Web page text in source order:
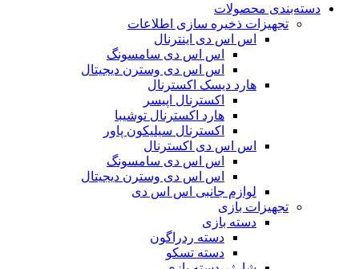
دسته‌بندی محصولات
تجهیزات ذخیره سازی اطلاعات
اس اس دی اینترنال
اس اس دی سامسونگ
اس اس دی وسترن دیجیتال
هارد دیسک اکسترنال
اکسترنال اپیسر
هارد اکسترنال توشیبا
اکسترنال سیلیکون پاور
اس اس دی اکسترنال
اس اس دی سامسونگ
اس اس دی وسترن دیجیتال
لوازم جانبی اس اس دی
تجهیزات بازی
دسته بازی
دسته ردراگون
دسته تسکو